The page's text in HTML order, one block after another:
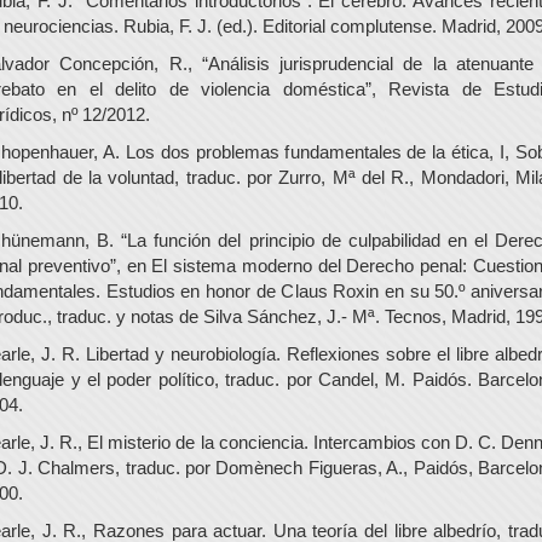
neurociencias. Rubia, F. J. (ed.). Editorial complutense. Madrid,
Concepción, R., “Análisis jurisprudencial de la atenuante
en el delito de violencia doméstica”, Revista de
nº 12/2012.
A. Los dos problemas fundamentales de la ética, I,
de la voluntad, traduc. por Zurro, Mª del R., Mondadori,
B. “La función del principio de culpabilidad en el
preventivo”, en El sistema moderno del Derecho penal:
Estudios en honor de Claus Roxin en su 50.º
traduc. y notas de Silva Sánchez, J.- Mª. Tecnos, Madrid,
J. R. Libertad y neurobiología. Reflexiones sobre el libre
y el poder político, traduc. por Candel, M. Paidós.
J. R., El misterio de la conciencia. Intercambios con D. C.
J. Chalmers, traduc. por Domènech Figueras, A., Paidós,
J. R., Razones para actuar. Una teoría del libre albedrío,